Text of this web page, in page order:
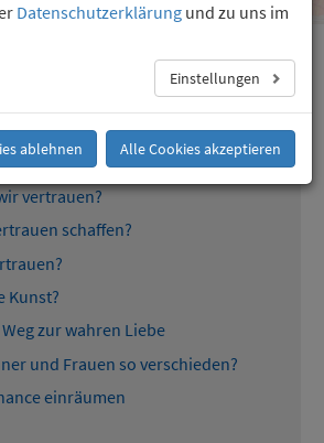
Basis einer jeden wahren
vertrauen?
schaffen?
Kunst?
zur wahren Liebe
und Frauen so verschieden?
einräumen
Datenschutzerklärung und zu uns im
Einstellungen
ablehnen Alle Cookies akzeptieren